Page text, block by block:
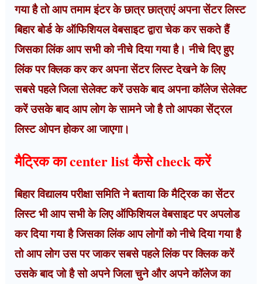
गया है तो आप तमाम इंटर के छात्र छात्राएं अपना सेंटर लिस्ट
बिहार बोर्ड के ऑफिशियल वेबसाइट द्वारा चेक कर सकते हैं
जिसका लिंक आप सभी को नीचे दिया गया है। नीचे दिए हुए
लिंक पर क्लिक कर कर अपना सेंटर लिस्ट देखने के लिए
सबसे पहले जिला सेलेक्ट करें उसके बाद अपना कॉलेज सेलेक्ट
करें उसके बाद आप लोग के सामने जो है तो आपका सेंट्रल
लिस्ट ओपन होकर आ जाएगा।
मैट्रिक का center list कैसे check करें
बिहार विद्यालय परीक्षा समिति ने बताया कि मैट्रिक का सेंटर
लिस्ट भी आप सभी के लिए ऑफिशियल वेबसाइट पर अपलोड
कर दिया गया है जिसका लिंक आप लोगों को नीचे दिया गया है
तो आप लोग उस पर जाकर सबसे पहले लिंक पर क्लिक करें
उसके बाद जो है सो अपने जिला चुने और अपने कॉलेज का